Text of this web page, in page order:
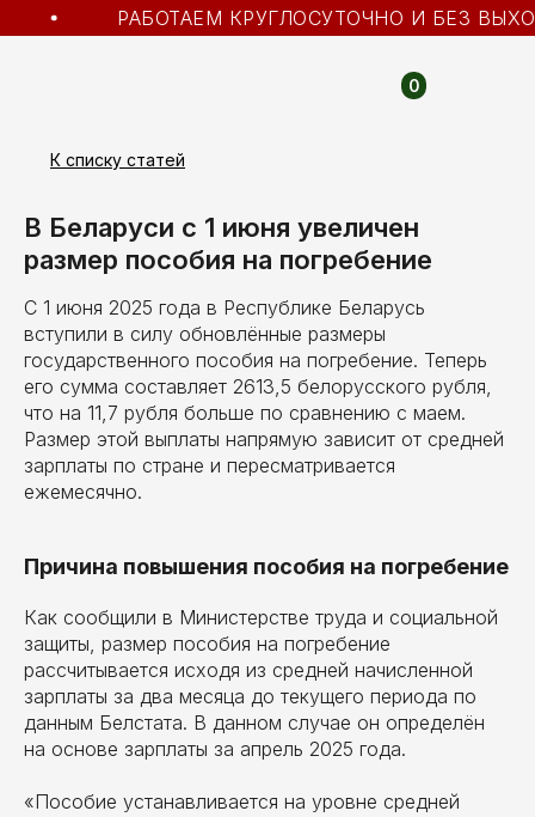
РАБОТАЕМ КРУГЛОСУТОЧНО И БЕЗ
В Беларуси с 1 июня увеличен
размер пособия на погребение
С 1 июня 2025 года в Республике Беларусь
вступили в силу обновлённые размеры
государственного пособия на погребение. Теперь
его сумма составляет 2613,5 белорусского рубля,
что на 11,7 рубля больше по сравнению с маем.
Размер этой выплаты напрямую зависит от средней
зарплаты по стране и пересматривается
ежемесячно.
Причина повышения пособия на погребение
Как сообщили в Министерстве труда и социальной
защиты, размер пособия на погребение
рассчитывается исходя из средней начисленной
зарплаты за два месяца до текущего периода по
данным Белстата. В данном случае он определён
на основе зарплаты за апрель 2025 года.
«Пособие устанавливается на уровне средней